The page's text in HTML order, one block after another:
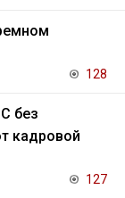
128
без
кадровой
127